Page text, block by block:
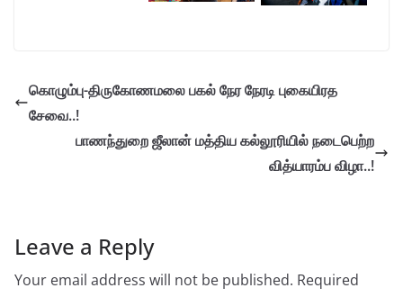
கொழும்பு-திருகோணமலை பகல் நேர நேரடி புகையிரத
சேவை..!
பாணந்துறை ஜீலான் மத்திய கல்லூரியில் நடைபெற்ற
வித்யாரம்ப விழா..!
Leave a Reply
Your email address will not be published. Required